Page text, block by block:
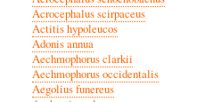
Acrocephalus scirpaceus
Actitis hypoleucos
Adonis annua
Aechmophorus clarkii
Aechmophorus occidentalis
Aegolius funereus